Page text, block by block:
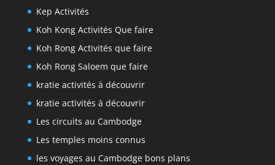
Kep Activités
Koh Kong Activités Que faire
Koh Rong Activités que faire
Koh Rong Saloem que faire
kratie activités à découvrir
kratie activités à découvrir
Les circuits au Cambodge
Les temples moins connus
les voyages au Cambodge bons plans